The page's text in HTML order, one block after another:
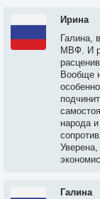
Ирина
Галина,
МВФ. И
Вообще
народа
Галина